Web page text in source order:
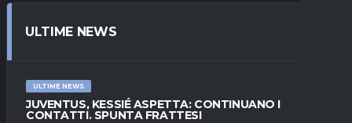
ULTIME NEWS
ULTIME NEWS
JUVENTUS, KESSIÉ ASPETTA: CONTINUANO I
CONTATTI. SPUNTA FRATTESI